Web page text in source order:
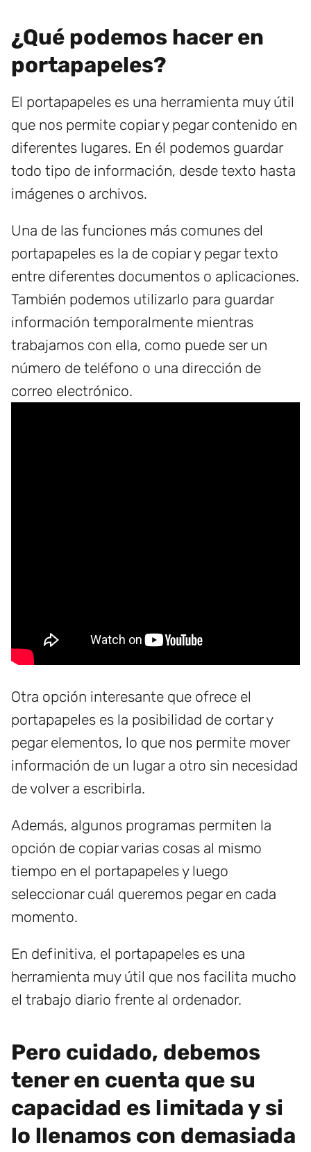
¿Qué podemos hacer en
portapapeles?
El portapapeles es una herramienta muy útil
que nos permite copiar y pegar contenido en
diferentes lugares. En él podemos guardar
todo tipo de información, desde texto hasta
imágenes o archivos.
Una de las funciones más comunes del
portapapeles es la de copiar y pegar texto
entre diferentes documentos o aplicaciones.
También podemos utilizarlo para guardar
información temporalmente mientras
trabajamos con ella, como puede ser un
número de teléfono o una dirección de
correo electrónico.
Otra opción interesante que ofrece el
portapapeles es la posibilidad de cortar y
pegar elementos, lo que nos permite mover
información de un lugar a otro sin necesidad
de volver a escribirla.
Además, algunos programas permiten la
opción de copiar varias cosas al mismo
tiempo en el portapapeles y luego
seleccionar cuál queremos pegar en cada
momento.
En definitiva, el portapapeles es una
herramienta muy útil que nos facilita mucho
el trabajo diario frente al ordenador.
Pero cuidado, debemos
tener en cuenta que su
capacidad es limitada y si
lo llenamos con demasiada